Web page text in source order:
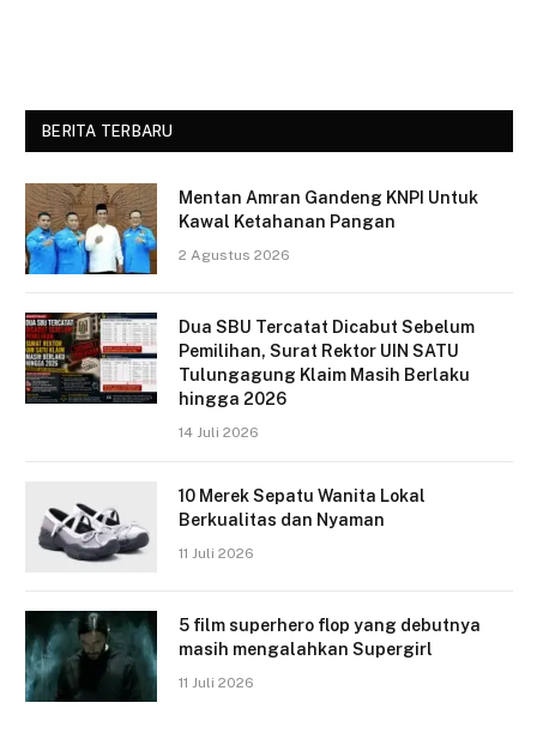
BERITA TERBARU
Mentan Amran Gandeng KNPI Untuk
Kawal Ketahanan Pangan
2 Agustus 2026
Dua SBU Tercatat Dicabut Sebelum
Pemilihan, Surat Rektor UIN SATU
Tulungagung Klaim Masih Berlaku
hingga 2026
14 Juli 2026
10 Merek Sepatu Wanita Lokal
Berkualitas dan Nyaman
11 Juli 2026
5 film superhero flop yang debutnya
masih mengalahkan Supergirl
11 Juli 2026